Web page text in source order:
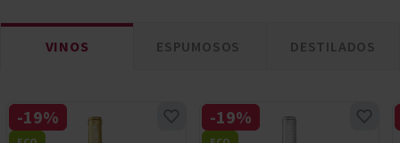
VINOS ESPUMOSOS DESTILADOS
-19% -19%